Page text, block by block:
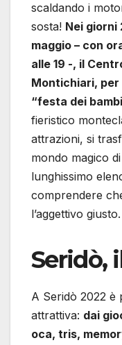
scaldando i
sosta! Nei giorni
maggio – con
alle 19 -, il
Montichiari, per
“festa dei
fieristico
attrazioni, si
mondo magico
lunghissimo
comprendere
l’aggettivo giusto.
Seridò,
A Seridò 2022 è
attrattiva: dai
oca, tris,